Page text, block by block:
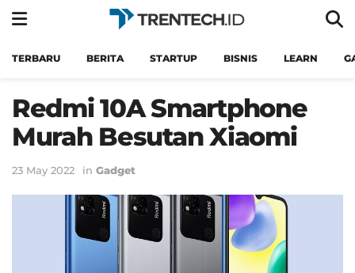
TERBARU BERITA STARTUP BISNIS LEARN
Redmi 10A Smartphone
Murah Besutan Xiaomi
23 May 2022 in Gadget